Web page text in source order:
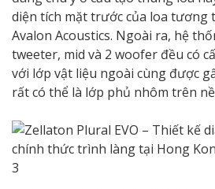
diện tích mặt trước của loa tương
Avalon Acoustics. Ngoài ra, hệ
tweeter, mid và 2 woofer đều có
với lớp vật liệu ngoài cùng được
rất có thể là lớp phủ nhôm trên